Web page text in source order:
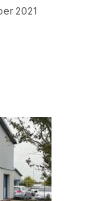
2021